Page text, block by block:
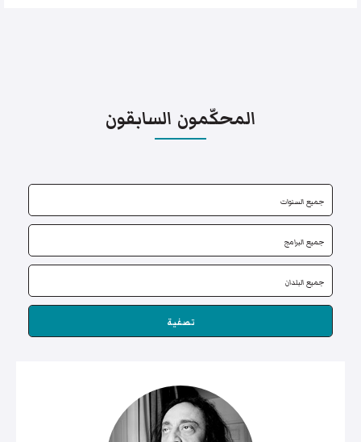
المحكّمون السابقون
تصفية